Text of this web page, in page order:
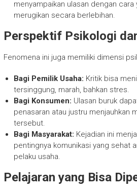
menyampaikan ulasan dengan
merugikan secara berlebihan.
Perspektif Psikologi
Fenomena ini juga memiliki dimensi
Bagi Pemilik Usaha: Kritik bisa
tersinggung, marah, bahkan stres.
Bagi Konsumen: Ulasan buruk
penasaran atau justru menjauhkan
tersebut.
Bagi Masyarakat: Kejadian ini
pentingnya komunikasi yang sehat
pelaku usaha.
Pelajaran yang Bisa